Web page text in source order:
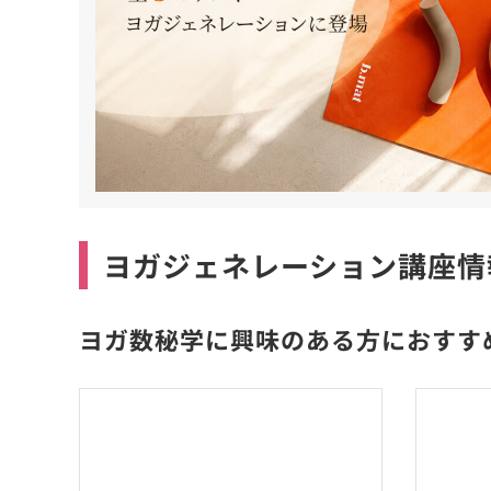
ヨガジェネレーション講座
ヨガ数秘学に興味のある方におすす